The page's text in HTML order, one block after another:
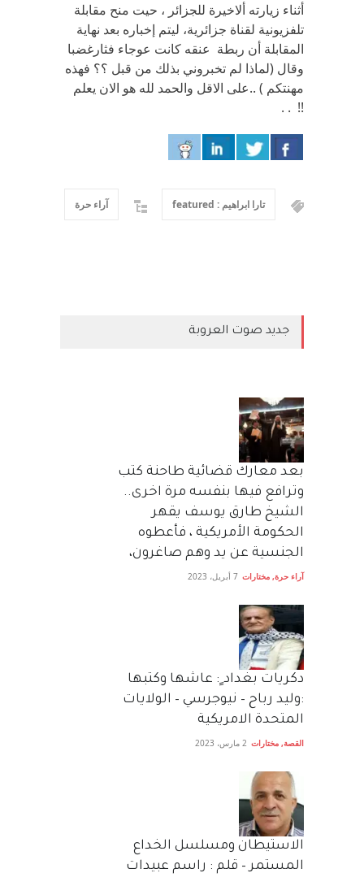
أثناء زيارته ألاخيرة للجزائر ، حيت منح مقابلة
تلفزيونية لقناة جزائرية، ليتم إخباره بعد نهاية
المقابلة أن ربطة عنقه كانت عوجاء فثارغضبا
وقال (لماذا لم تخبروني بذلك من قبل ؟؟ فهذه
مهنتكم ) ..على الاقل والحمد لله هو الان يعلم
!! . .
تارا ابراهيم : featured آراء حرة
جديد صوت العروبة
بعد معارك قضائية طاحنة كتب
وترافع فيها بنفسه مرة اخرى..
الشيخ طارق يوسف يقهر
الحكومة الأمريكية ، فأعطوه
الجنسية عن يد وهم صاغرون،
آراء حرة, مختارات 7 أبريل، 2023
دكريات بغداد ٍ: عاشها وكتبها
:وليد رباح – نيوجرسي – الولايات
المتحدة الامريكية
القصة, مختارات 2 مارس، 2023
الاستيطان ومسلسل الخداع
المستمر – قلم : راسم عبيدات